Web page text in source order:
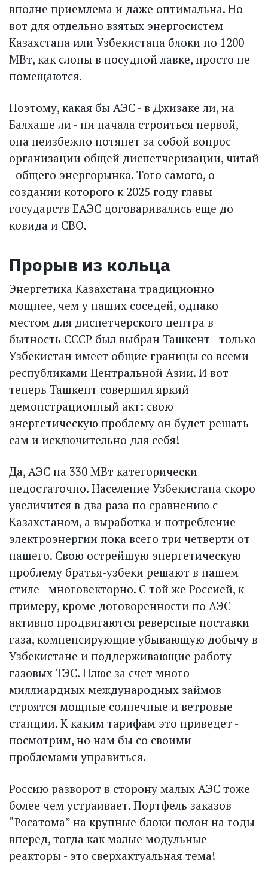
вполне приемлема и даже оптимальна. Но
вот для отдельно взятых энергосистем
Казах­стана или Узбекистана блоки по 1200
МВт, как слоны в посудной лавке, просто не
помещаются.
Поэтому, какая бы АЭС - в Джизаке ли, на
Балхаше ли - ни начала строиться первой,
она неизбежно потянет за собой вопрос
организации общей дис­петчеризации, читай
- общего энергорынка. Того самого, о
создании которого к 2025 году главы
государств ЕАЭС договаривались еще до
ковида и СВО.
Прорыв из кольца
Энергетика Казахстана традиционно
мощнее, чем у наших соседей, однако
местом для диспетчерского центра в
бытность СССР был выбран Ташкент - только
Узбекистан имеет общие границы со всеми
респуб­ликами Центральной Азии. И вот
теперь Ташкент совершил яркий
демонстрационный акт: свою
энергетическую проблему он будет решать
сам и исключительно для себя!
Да, АЭС на 330 МВт категорически
недостаточно. Население Узбекистана скоро
увеличится в два раза по сравнению с
Казахстаном, а выработка и потребление
электроэнергии пока всего три четверти от
нашего. Свою острейшую энергетическую
проблему братья-узбеки решают в нашем
стиле - многовекторно. С той же Россией, к
примеру, кроме договоренности по АЭС
активно продвигаются реверсные поставки
газа, компенсирующие убывающую добычу в
Узбеки­стане и поддерживающие работу
газовых ТЭС. Плюс за счет много­
миллиардных международных займов
строятся мощные солнечные и ветровые
станции. К каким тарифам это приведет -
посмотрим, но нам бы со своими
проблемами управиться.
Россию разворот в сторону малых АЭС тоже
более чем устраивает. Портфель заказов
“Росатома” на крупные блоки полон на годы
вперед, тогда как малые модульные
реакторы - это сверхактуальная тема!